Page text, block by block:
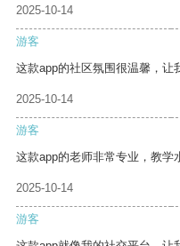
2025-10-14
游客
这款app的社区氛围很温馨，让
2025-10-14
游客
这款app的老师非常专业，教学
2025-10-14
游客